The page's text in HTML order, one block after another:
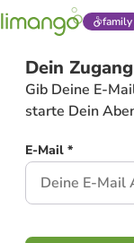
family
Dein
Gib Deine E-
starte Dein
E-Mail *